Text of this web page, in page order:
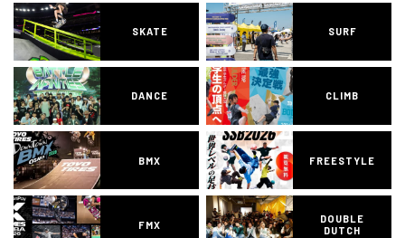
SKATE SURF
DANCE CLIMB
BMX FREESTYLE
FMX
DOUBLE
DUTCH